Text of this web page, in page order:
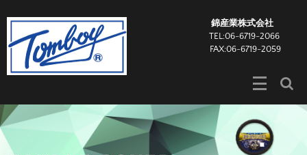
錦産業株式会社
TEL:06-6719-2066
FAX:06-6719-2059